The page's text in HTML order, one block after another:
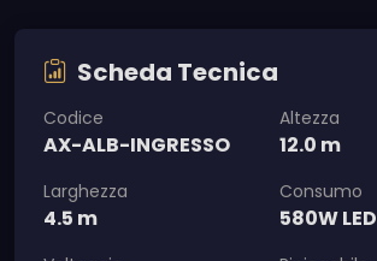
Scheda Tecnica
Codice
AX-ALB-INGRESSO
Altezza
12.0 m
Larghezza
4.5 m
Consumo
580W LED